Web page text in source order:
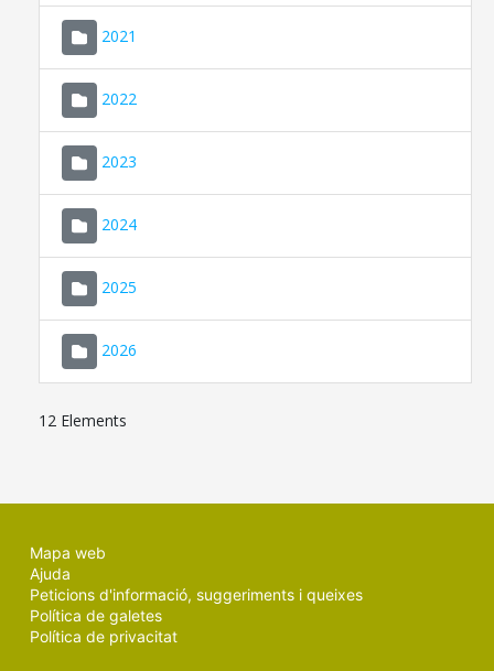
2021
2022
2023
2024
2025
2026
12 Elements
Mapa web
Ajuda
Peticions d'informació, suggeriments i queixes
Política de galetes
Política de privacitat